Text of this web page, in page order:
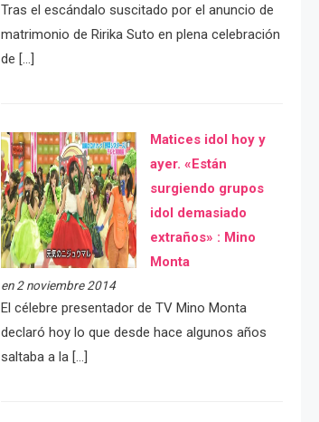
Tras el escándalo suscitado por el anuncio de
matrimonio de Ririka Suto en plena celebración
de […]
Matices idol hoy y
ayer. «Están
surgiendo grupos
idol demasiado
extraños» : Mino
Monta
en 2 noviembre 2014
El célebre presentador de TV Mino Monta
declaró hoy lo que desde hace algunos años
saltaba a la […]